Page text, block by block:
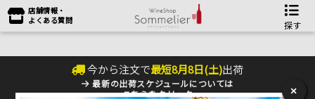
店舗情報・
よくある質問
探す
今から注文で最短8月8日(土)出荷
最新の出荷スケジュールについては
こちらをクリック
×